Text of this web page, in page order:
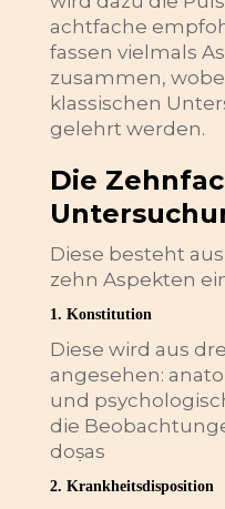
achtfache
fassen vielmals
zusammen,
klassischen
gelehrt werden.
Die
Diese besteht
zehn Aspekten
1. Konstitution
Diese wird aus
angesehen:
und
die
doṣas
2. Krankheitsdisposition